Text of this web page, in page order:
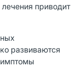
приводит
развиваются